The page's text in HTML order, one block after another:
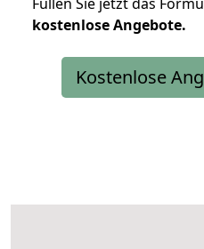
kostenloseAngebote.
Kostenlose